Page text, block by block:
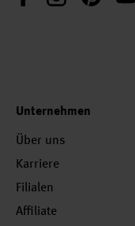
Unternehmen
Über uns
Karriere
Filialen
Affiliate